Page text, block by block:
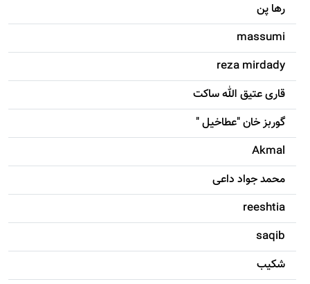
رها پن
massumi
reza mirdady
قاری عتیق الله ساکت
گوربز خان "عطاخیل "
Akmal
محمد جواد داعی
reeshtia
saqib
شکيب